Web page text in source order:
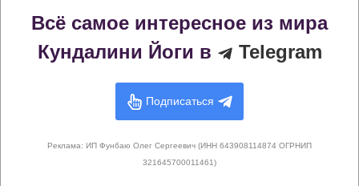
Всё самое интересное из мира
Кундалини Йоги в
Telegram
Подписаться
Реклама: ИП Фунбаю Олег Сергеевич (ИНН 643908114874 ОГРНИП
321645700011461)